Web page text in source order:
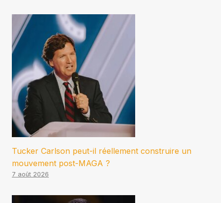
Tucker Carlson peut-il réellement construire un
mouvement post-MAGA ?
7 août 2026